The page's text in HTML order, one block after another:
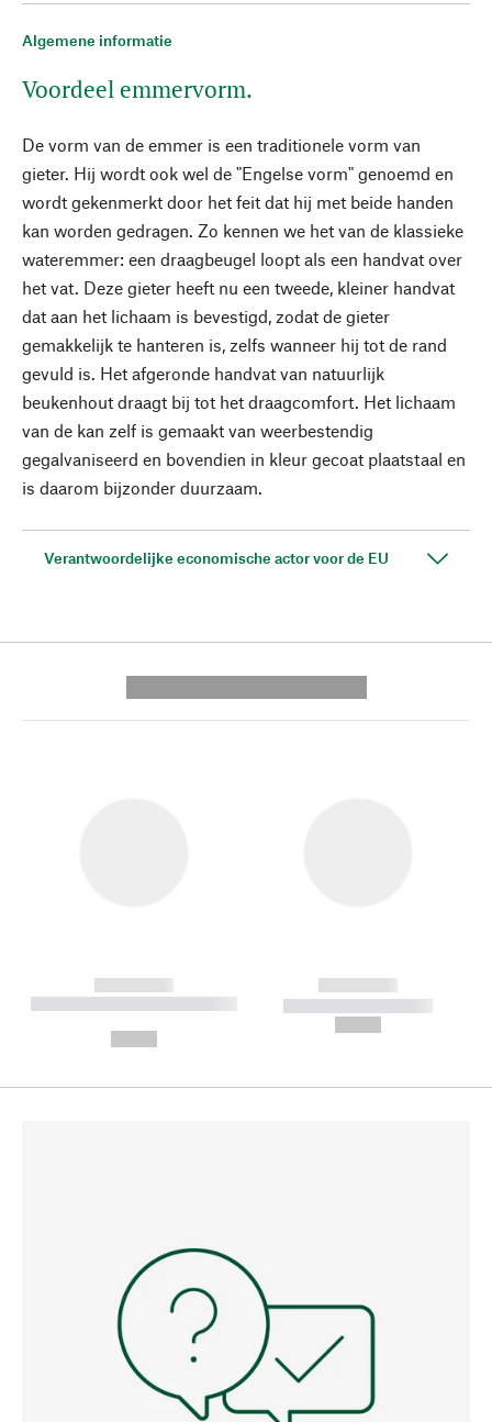
Algemene informatie
Voordeel emmervorm.
De vorm van de emmer is een traditionele vorm van
gieter. Hij wordt ook wel de "Engelse vorm" genoemd en
wordt gekenmerkt door het feit dat hij met beide handen
kan worden gedragen. Zo kennen we het van de klassieke
wateremmer: een draagbeugel loopt als een handvat over
het vat. Deze gieter heeft nu een tweede, kleiner handvat
dat aan het lichaam is bevestigd, zodat de gieter
gemakkelijk te hanteren is, zelfs wanneer hij tot de rand
gevuld is. Het afgeronde handvat van natuurlijk
beukenhout draagt bij tot het draagcomfort. Het lichaam
van de kan zelf is gemaakt van weerbestendig
gegalvaniseerd en bovendien in kleur gecoat plaatstaal en
is daarom bijzonder duurzaam.
Verantwoordelijke economische actor voor de EU
------------
----------- ----------- --------
------------
----------- -----------